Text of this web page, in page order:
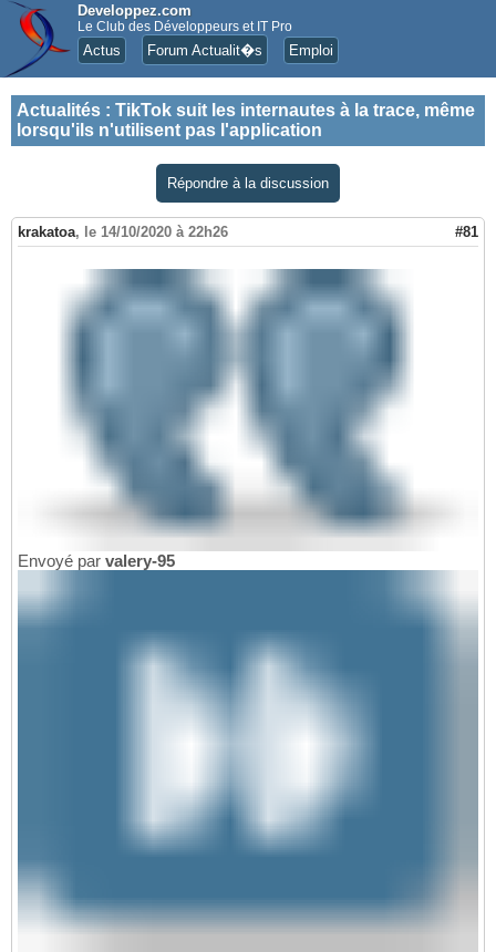
Developpez.com
Le Club des Développeurs et IT Pro
Actus Forum Actualit�s Emploi
Actualités : TikTok suit les internautes à la trace, même
lorsqu'ils n'utilisent pas l'application
Répondre à la discussion
krakatoa, le 14/10/2020 à 22h26 #81
Envoyé par valery-95